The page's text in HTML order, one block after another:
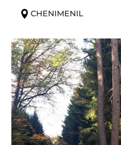
CHENIMENIL